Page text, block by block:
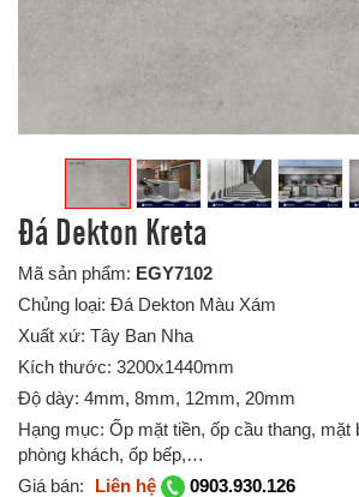
Đá Dekton Kreta
Mã sản phẩm: EGY7102
Chủng loại: Đá Dekton Màu Xám
Xuất xứ: Tây Ban Nha
Kích thước: 3200x1440mm
Độ dày: 4mm, 8mm, 12mm, 20mm
Hạng mục: Ốp mặt tiền, ốp cầu thang, mặt
phòng khách, ốp bếp,…
Giá bán:
Liên hệ 0903.930.126